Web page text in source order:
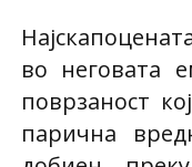
во неговата
поврзаност
парична